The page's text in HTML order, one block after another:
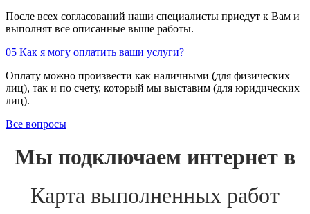
После всех согласований наши специалисты приедут к Вам и
выполнят все описанные выше работы.
05 Как я могу оплатить ваши услуги?
Оплату можно произвести как наличными (для физических
лиц), так и по счету, который мы выставим (для юридических
лиц).
Все вопросы
Мы подключаем интернет в
Карта выполненных работ